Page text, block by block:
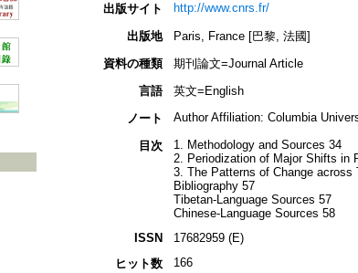
出版サイト http://www.cnrs.fr/
出版地
Paris, France [巴黎, 法國]
資料の種類
期刊論文=Journal Article
言語
英文=English
ノート
Author Affiliation: Columbia
目次
1. Methodology and Sources 34
2. Periodization of Major Shifts in
3. The Patterns of Change across
Bibliography 57
Tibetan-Language Sources 57
Chinese-Language Sources 58
ISSN
17682959 (E)
ヒット数
166